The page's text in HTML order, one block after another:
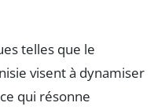
telles que le
visent à dynamiser
qui résonne